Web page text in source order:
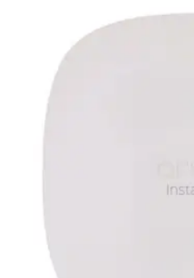
Netzwerkstrategien
NetworkingStrategien
Vernetzt Bleiben